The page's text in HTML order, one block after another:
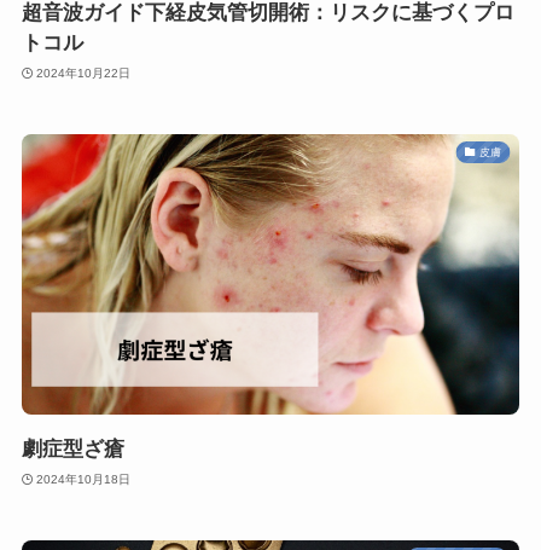
超音波ガイド下経皮気管切開術：リスクに基づくプロ
トコル
2024年10月22日
皮膚
劇症型ざ瘡
2024年10月18日